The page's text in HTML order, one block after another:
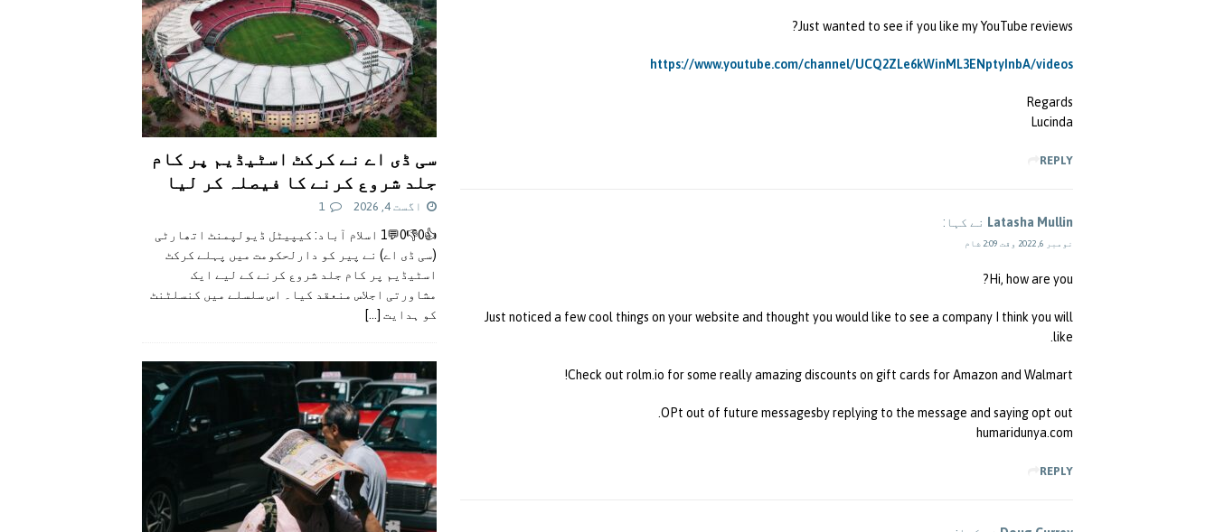
Just wanted to see if you like my YouTube reviews?
https://www.youtube.com/channel/UCQ2ZLe6kWinML3ENptyInbA/videos
Regards
Lucinda
REPLY
Latasha Mullin نے کہا:
نومبر 6, 2022 وقت 2:09 شام
Hi, how are you?
Just noticed a few cool things on your website and thought you would like to see a company I think you will
like.
Check out rolm.io for some really amazing discounts on gift cards for Amazon and Walmart!
OPt out of future messagesby replying to the message and saying opt out.
humaridunya.com
REPLY
سی ڈی اے نے کرکٹ اسٹیڈیم پر کام
جلد شروع کرنے کا فیصلہ کر لیا
اگست 4, 2026 1
👍0👎0💬1 اسلام آباد: کیپیٹل ڈیولپمنٹ اتھارٹی
(سی ڈی اے) نے پیر کو دارلحکومت میں پہلے کرکٹ
اسٹیڈیم پر کام جلد شروع کرنے کے لیے ایک
مشاورتی اجلاس منعقد کیا۔ اس سلسلے میں کنسلٹنٹ
کو ہدایت [...]